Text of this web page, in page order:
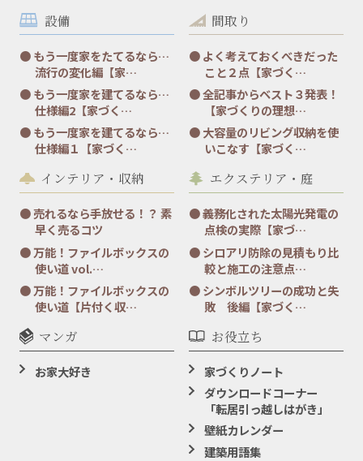
設備
もう一度家をたてるなら…
流行の変化編【家…
もう一度家を建てるなら…
仕様編2【家づく…
もう一度家を建てるなら…
仕様編１【家づく…
間取り
よく考えておくべきだった
こと２点【家づく…
全記事からベスト３発表！
【家づくりの理想…
大容量のリビング収納を使
いこなす【家づく…
インテリア・収納
売れるなら手放せる！？ 素
早く売るコツ
万能！ファイルボックスの
使い道 vol.…
万能！ファイルボックスの
使い道【片付く収…
エクステリア・庭
義務化された太陽光発電の
点検の実際【家づ…
シロアリ防除の見積もり比
較と施工の注意点…
シンボルツリーの成功と失
敗 後編【家づく…
マンガ
お家大好き
お役立ち
家づくりノート
ダウンロードコーナー
「転居引っ越しはがき」
壁紙カレンダー
建築用語集